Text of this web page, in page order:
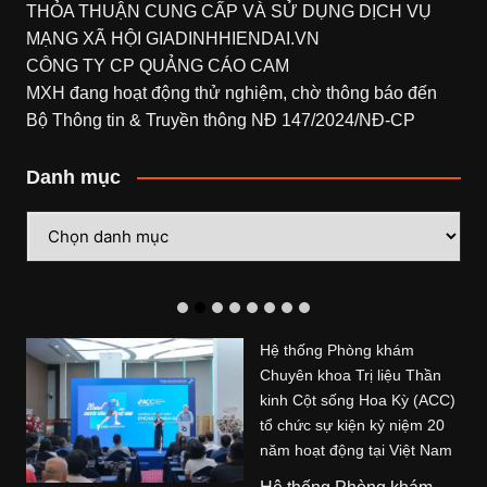
THỎA THUẬN CUNG CẤP VÀ SỬ DỤNG DỊCH VỤ
MẠNG XÃ HỘI GIADINHHIENDAI.VN
CÔNG TY CP QUẢNG CÁO CAM
MXH đang hoạt động thử nghiệm, chờ thông báo đến
Bộ Thông tin & Truyền thông NĐ 147/2024/NĐ-CP
Danh mục
mục
Hệ thống Phòng khám
Chuyên khoa Trị liệu Thần
kinh Cột sống Hoa Kỳ (ACC)
tổ chức sự kiện kỷ niệm 20
năm hoạt động tại Việt Nam